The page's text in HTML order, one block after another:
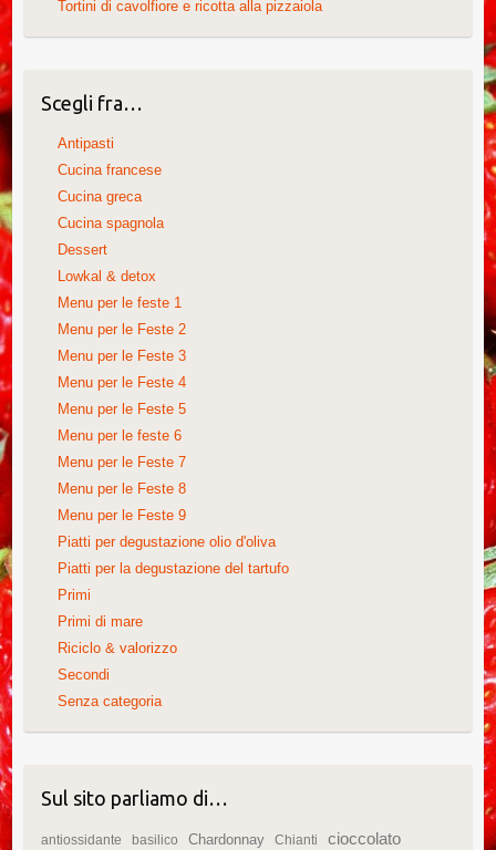
Tortini di cavolfiore e ricotta alla pizzaiola
Scegli fra…
Antipasti
Cucina francese
Cucina greca
Cucina spagnola
Dessert
Lowkal & detox
Menu per le feste 1
Menu per le Feste 2
Menu per le Feste 3
Menu per le Feste 4
Menu per le Feste 5
Menu per le feste 6
Menu per le Feste 7
Menu per le Feste 8
Menu per le Feste 9
Piatti per degustazione olio d'oliva
Piatti per la degustazione del tartufo
Primi
Primi di mare
Riciclo & valorizzo
Secondi
Senza categoria
Sul sito parliamo di…
antiossidante basilico Chardonnay Chianti cioccolato